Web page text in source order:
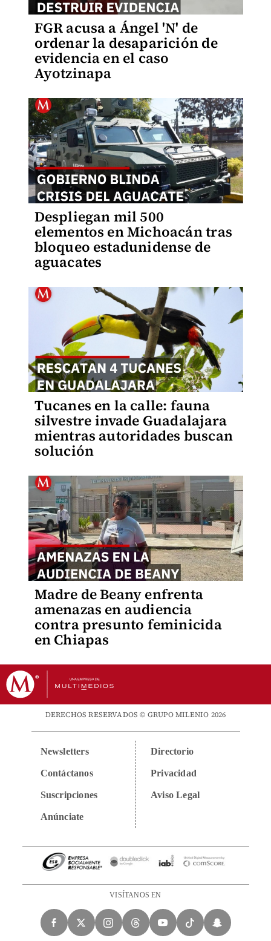
FGR acusa a Ángel 'N' de
ordenar la desaparición de
evidencia en el caso
Ayotzinapa
Despliegan mil 500
elementos en Michoacán tras
bloqueo estadunidense de
aguacates
Tucanes en la calle: fauna
silvestre invade Guadalajara
mientras autoridades buscan
solución
Madre de Beany enfrenta
amenazas en audiencia
contra presunto feminicida
en Chiapas
DERECHOS RESERVADOS © GRUPO MILENIO 2026
Newsletters
Contáctanos
Suscripciones
Anúnciate
Directorio
Privacidad
Aviso Legal
VISÍTANOS EN